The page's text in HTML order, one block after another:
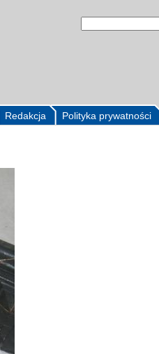
Polityka prywatności
Redakcja